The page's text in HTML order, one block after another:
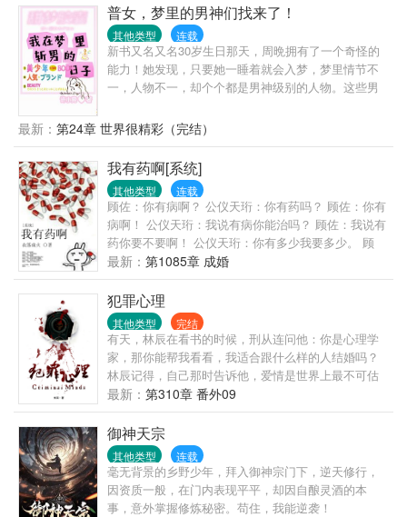
普女，梦里的男神们找来了！
其他类型 连载
新书又名又名30岁生日那天，周晩拥有了一个奇怪的
能力！她发现，只要她一睡着就会入梦，梦里情节不
一，人物不一，却个个都是男神级别的人物。这些男
朋友。更加没想到的是，他们居然在现实中纷纷找上
了门。她只是一个普普通通到淹没在人群里都找不到
的大龄普女，再加上因为原生家庭的原因，性格内
向，母单至今，她怎么可能扛得住啊！救命！
最新： 第24章 世界很精彩（完结）
我有药啊[系统]
其他类型 连载
顾佐：你有病啊？ 公仪天珩：你有药吗？ 顾佐：你有
病啊！ 公仪天珩：我说有病你能治吗？ 顾佐：我说有
药你要不要啊！ 公仪天珩：你有多少我要多少。 顾
佐：你要多少我有多少。 公仪天珩：那就都拿来吧。
顾佐：…… 简单地说，胆小怕死的受穿越后一直想尽
办法要活下去，他有个金手指叫做炼药系统，可惜没
有药材，升级不能；大陆上超级世家的长子嫡孙智商
超群却修炼天赋太差，可惜炼药师太难培养，不能只
为他一人服务，但可以调动的药材大把。两个人一个
有病，一个有药，于是，有病的包养了有药的，大家
都好。 【注意事项】： ①大长篇，升级流； ②世界
观设定是弱肉强食； ③大家和平讨论别掐架啊，咱们
都是讲道理的人么么哒！
最新： 第1085章 成婚
犯罪心理
其他类型 完结
有天，林辰在看书的时候，刑从连问他：你是心理学
家，那你能帮我看看，我适合跟什么样的人结婚吗？
林辰记得，自己那时告诉他，爱情是世界上最不可估
量的东西，就算是心理学家也无法预测，因为人与人
的相爱过程中充满了无数变量。刑从连又问，什么是
变量？林辰那时想，变量就是，我以为你只是个普通
的警察，最喜欢在大排档开一瓶啤酒吃小龙虾，却不
知道，你原来是……；又或者说，变量是，我不知道
我会爱上你，也不知道，你何时会爱上我。
最新： 第310章 番外09
御神天宗
其他类型 连载
毫无背景的乡野少年，拜入御神宗门下，逆天修行，
因资质一般，在门内表现平平，却因自酿灵酒的本
事，意外掌握修炼秘密。苟住，我能逆袭！